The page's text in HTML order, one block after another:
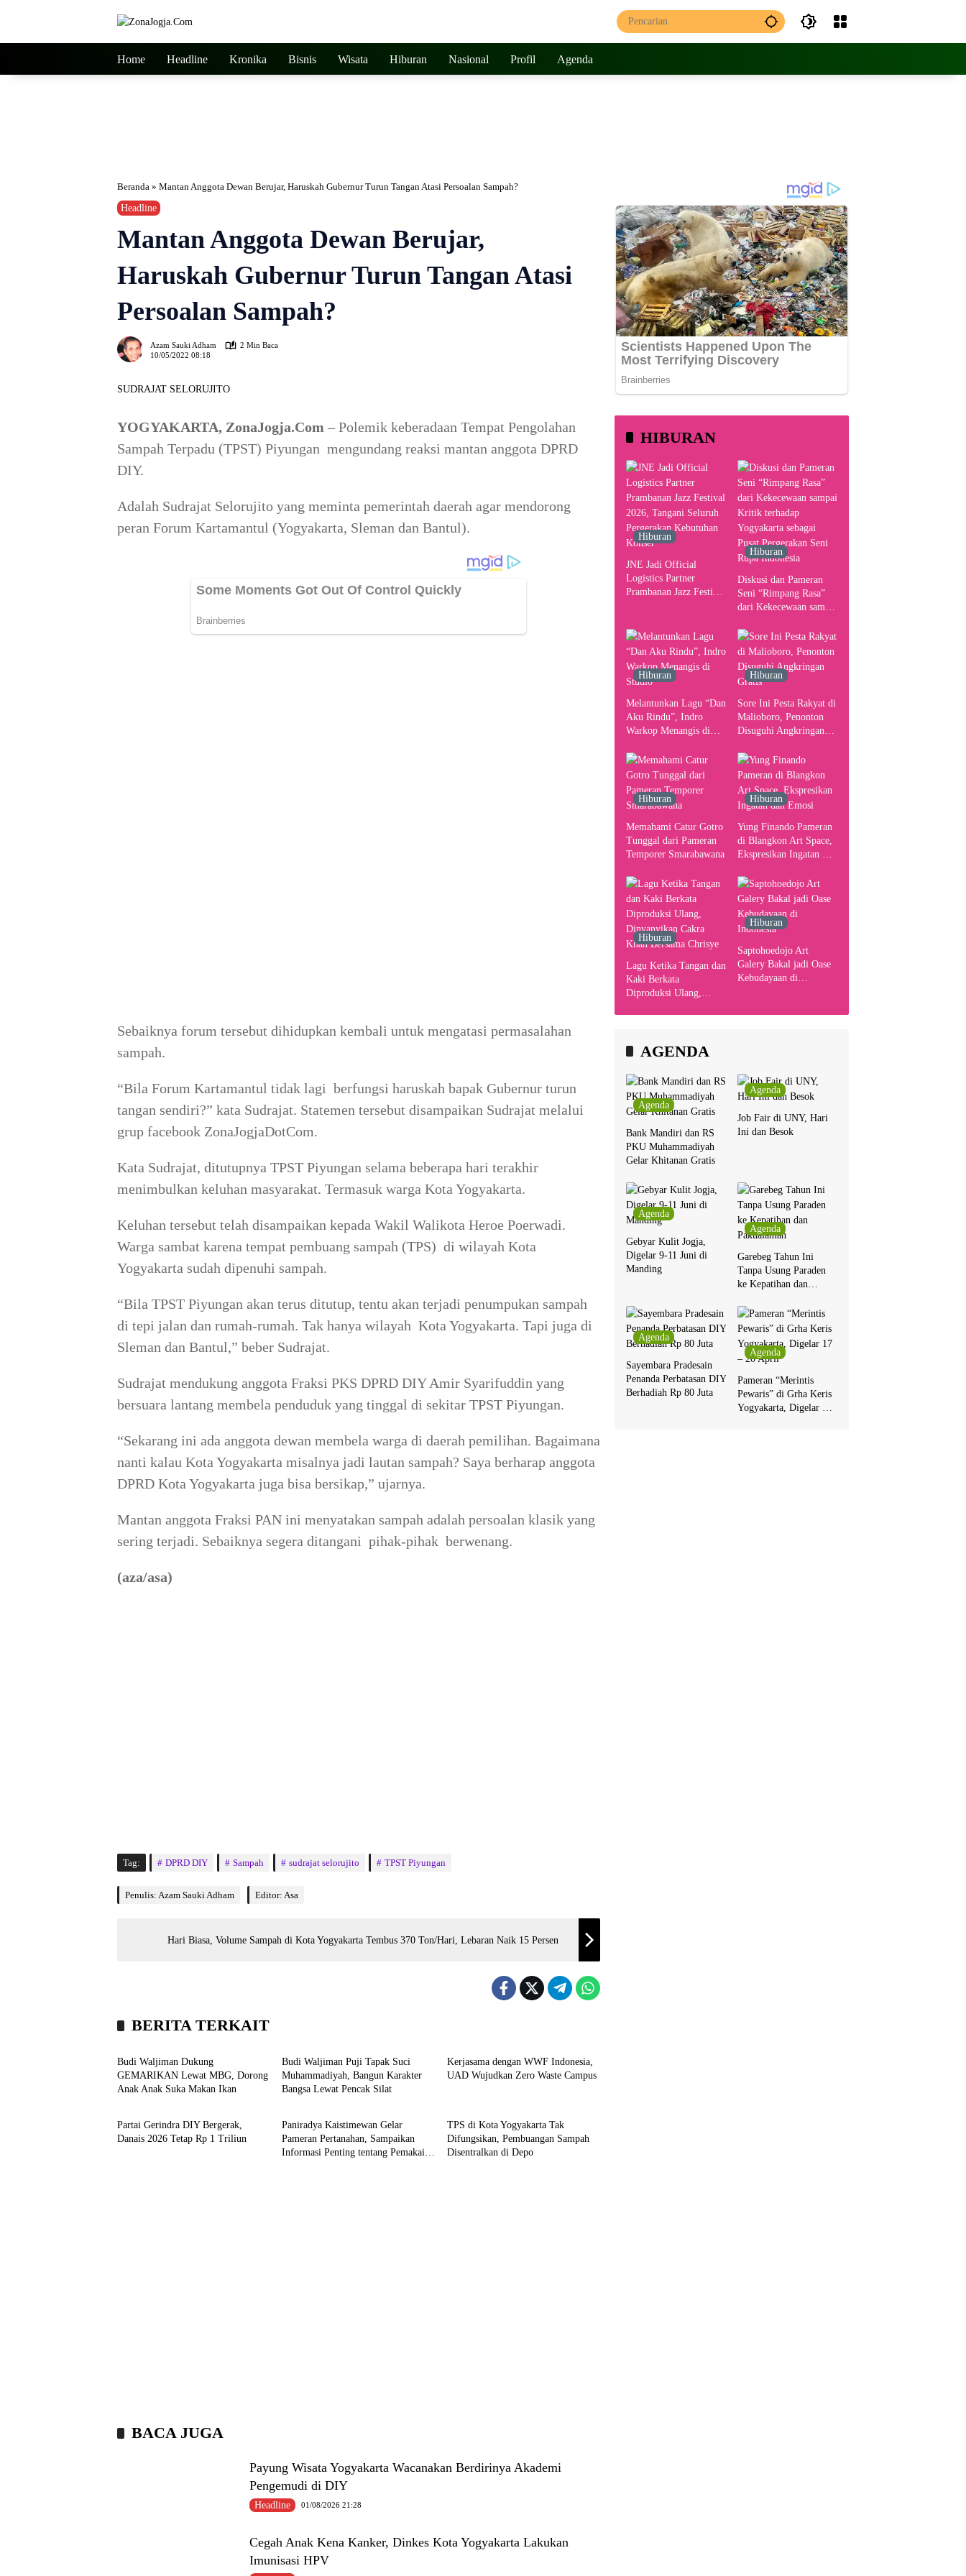
Home Headline Kronika Bisnis Wisata Hiburan Nasional Profil Agenda
Beranda » Mantan Anggota Dewan Berujar, Haruskah Gubernur Turun Tangan Atasi Persoalan Sampah?
Headline
Mantan Anggota Dewan Berujar,
Haruskah Gubernur Turun Tangan Atasi
Persoalan Sampah?
Azam Sauki Adham
2 Min Baca
10/05/2022 08:18
SUDRAJAT SELORUJITO
YOGYAKARTA, ZonaJogja.Com – Polemik keberadaan Tempat Pengolahan
Sampah Terpadu (TPST) Piyungan mengundang reaksi mantan anggota DPRD
DIY.
Adalah Sudrajat Selorujito yang meminta pemerintah daerah agar mendorong
peran Forum Kartamantul (Yogyakarta, Sleman dan Bantul).
Sebaiknya forum tersebut dihidupkan kembali untuk mengatasi permasalahan
sampah.
“Bila Forum Kartamantul tidak lagi berfungsi haruskah bapak Gubernur turun
tangan sendiri?” kata Sudrajat. Statemen tersebut disampaikan Sudrajat melalui
grup facebook ZonaJogjaDotCom.
Kata Sudrajat, ditutupnya TPST Piyungan selama beberapa hari terakhir
menimbulkan keluhan masyarakat. Termasuk warga Kota Yogyakarta.
Keluhan tersebut telah disampaikan kepada Wakil Walikota Heroe Poerwadi.
Warga sambat karena tempat pembuang sampah (TPS) di wilayah Kota
Yogyakarta sudah dipenuhi sampah.
“Bila TPST Piyungan akan terus ditutup, tentu akan terjadi penumpukan sampah
di tepi jalan dan rumah-rumah. Tak hanya wilayah Kota Yogyakarta. Tapi juga di
Sleman dan Bantul,” beber Sudrajat.
Sudrajat mendukung anggota Fraksi PKS DPRD DIY Amir Syarifuddin yang
bersuara lantang membela penduduk yang tinggal di sekitar TPST Piyungan.
“Sekarang ini ada anggota dewan membela warga di daerah pemilihan. Bagaimana
nanti kalau Kota Yogyakarta misalnya jadi lautan sampah? Saya berharap anggota
DPRD Kota Yogyakarta juga bisa bersikap,” ujarnya.
Mantan anggota Fraksi PAN ini menyatakan sampah adalah persoalan klasik yang
sering terjadi. Sebaiknya segera ditangani pihak-pihak berwenang.
(aza/asa)
Tag: DPRD DIY Sampah sudrajat selorujito TPST Piyungan
Penulis: Azam Sauki Adham Editor: Asa
Hari Biasa, Volume Sampah di Kota Yogyakarta Tembus 370 Ton/Hari, Lebaran Naik 15 Persen
BERITA TERKAIT
Kronika
Budi Waljiman Dukung
GEMARIKAN Lewat MBG, Dorong
Anak Anak Suka Makan Ikan
Budi Waljiman Puji Tapak Suci
Muhammadiyah, Bangun Karakter
Bangsa Lewat Pencak Silat
Kerjasama dengan WWF Indonesia,
UAD Wujudkan Zero Waste Campus
Partai Gerindra DIY Bergerak,
Danais 2026 Tetap Rp 1 Triliun
Headline
Paniradya Kaistimewan Gelar
Pameran Pertanahan, Sampaikan
Informasi Penting tentang Pemakaian
TPS di Kota Yogyakarta Tak
Difungsikan, Pembuangan Sampah
Disentralkan di Depo
BACA JUGA
Payung Wisata Yogyakarta Wacanakan Berdirinya Akademi
Pengemudi di DIY
Headline 01/08/2026 21:28
Cegah Anak Kena Kanker, Dinkes Kota Yogyakarta Lakukan
Imunisasi HPV
HIBURAN
Hiburan
JNE Jadi Official
Logistics Partner
Prambanan Jazz Festival
Konser
Hiburan
Diskusi dan Pameran
Seni “Rimpang Rasa”
dari Kekecewaan sampai
Yogyakarta sebagai
Pusat Pergerakan Seni
Rupa Indonesia
Hiburan
Melantunkan Lagu “Dan
Aku Rindu”, Indro
Warkop Menangis di
Hiburan
Sore Ini Pesta Rakyat di
Malioboro, Penonton
Disuguhi Angkringan
Hiburan
Memahami Catur Gotro
Tunggal dari Pameran
Temporer Smarabawana
Hiburan
Yung Finando Pameran
di Blangkon Art Space,
Ekspresikan Ingatan dan
Hiburan
Lagu Ketika Tangan dan
Kaki Berkata
Diproduksi Ulang,
Hiburan
Saptohoedojo Art
Galery Bakal jadi Oase
Kebudayaan di
AGENDA
Agenda
Bank Mandiri dan RS
PKU Muhammadiyah
Gelar Khitanan Gratis
Agenda
Job Fair di UNY, Hari
Ini dan Besok
Agenda
Gebyar Kulit Jogja,
Digelar 9-11 Juni di
Manding
Agenda
Garebeg Tahun Ini
Tanpa Usung Paraden
ke Kepatihan dan
Agenda
Sayembara Pradesain
Penanda Perbatasan DIY
Berhadiah Rp 80 Juta
Agenda
Pameran “Merintis
Pewaris” di Grha Keris
Yogyakarta, Digelar 17